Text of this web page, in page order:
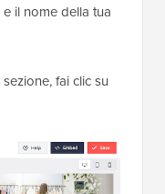
e il nome della tua
fai clic su